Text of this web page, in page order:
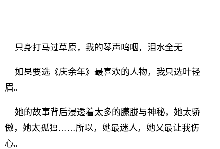
只身打马过草原，我的琴声呜咽，泪水全无……
如果要选《庆余年》最喜欢的人物，我只选叶轻
眉。
她的故事背后浸透着太多的朦胧与神秘，她太骄
傲，她太孤独……所以，她最迷人，她又最让我伤
心。